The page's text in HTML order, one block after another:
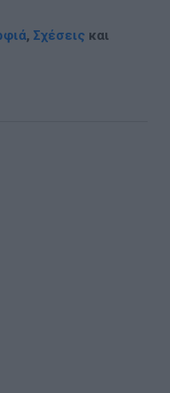
, Σχέσεις και